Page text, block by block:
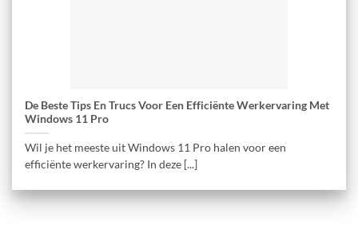
De Beste Tips En Trucs Voor Een Efficiënte Werkervaring Met
Windows 11 Pro
Wil je het meeste uit Windows 11 Pro halen voor een
efficiënte werkervaring? In deze [...]